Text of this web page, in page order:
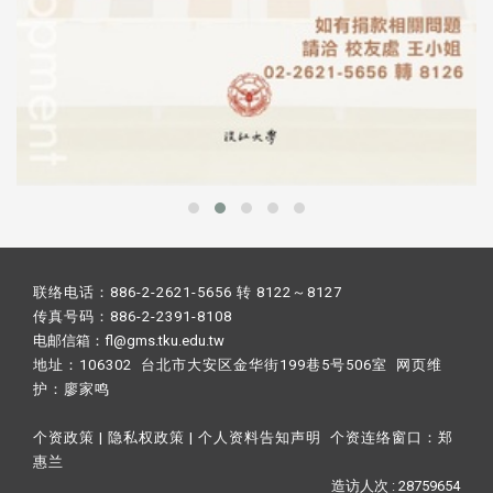
联络电话：886-2-2621-5656 转 8122～8127
传真号码：886-2-2391-8108
电邮信箱：fl@gms.tku.edu.tw
地址：106302 台北市大安区金华街199巷5号506室 网页维
护： 廖家鸣​
个资政策 | 隐私权政策 | 个人资料告知声明 个资连络窗口： 郑
惠兰
造访人次 : 28759654